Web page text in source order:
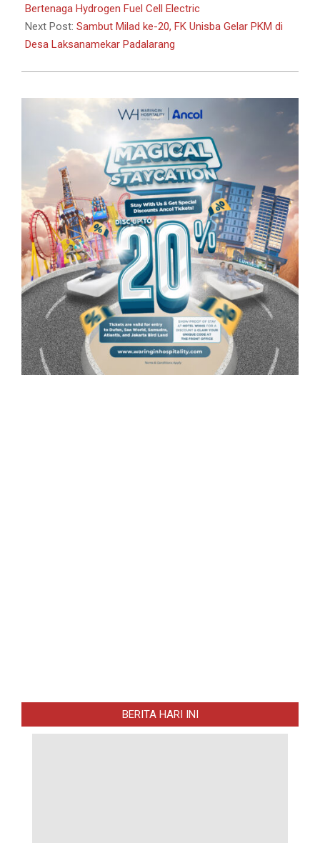
10
Bertenaga Hydrogen Fuel Cell Electric
Next Post: Sambut Milad ke-20, FK Unisba Gelar PKM di
Desa Laksanamekar Padalarang
BERITA HARI INI